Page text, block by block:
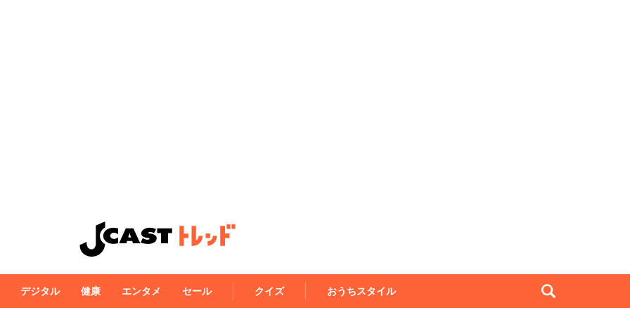
デジタル 健康 エンタメ セール クイズ おうちスタイル